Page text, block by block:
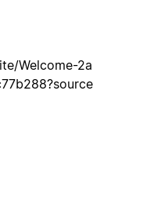
Welcome-2a